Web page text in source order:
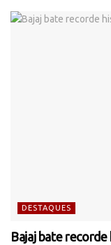
DESTAQUES
Bajaj bate